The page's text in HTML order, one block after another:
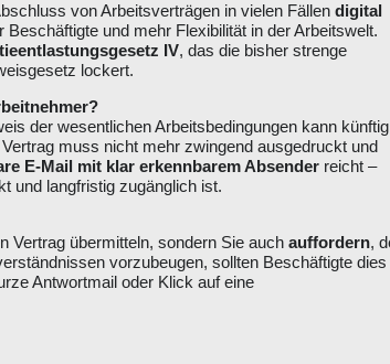
von Arbeitsverträgen in vielen Fällen digital
Beschäftigte und mehr Flexibilität in der Arbeitswelt.
IV, das die bisher strenge
lockert.
der wesentlichen Arbeitsbedingungen kann künftig
muss nicht mehr zwingend ausgedruckt und
E-Mail mit klar erkennbarem Absender reicht –
und langfristig zugänglich ist.
Vertrag übermitteln, sondern Sie auch auffordern,
vorzubeugen, sollten Beschäftigte dies
Antwortmail oder Klick auf eine